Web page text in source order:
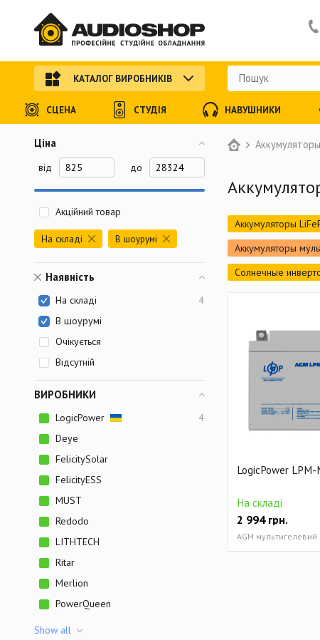
Аккумуляторы
Аккумуляторы
Солнечные
LogicPower LPM-
На складі
2 994грн.
AGM мультигелевий
Ціна
від до
Акційний товар
На складі В шоурумі
Наявність
На складі 4
В шоурумі
Очікується
Відсутній
ВИРОБНИКИ
LogicPower 4
Deye
FelicitySolar
FelicityESS
MUST
Redodo
LITHTECH
Ritar
Merlion
PowerQueen
Show all
КАТАЛОГ ВИРОБНИКІВ
СЦЕНА СТУДІЯ НАВУШНИКИ